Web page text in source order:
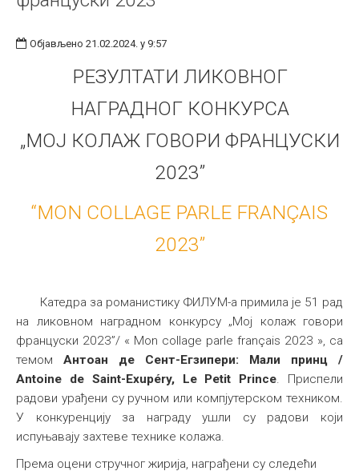
Објављено 21.02.2024. у 9:57
РЕЗУЛТАТИ ЛИКОВНОГ
НАГРАДНОГ КОНКУРСА
„МОЈ КОЛАЖ ГОВОРИ ФРАНЦУСКИ
2023”
“MON COLLAGE PARLE FRANÇAIS
2023”
Катедра за романистику ФИЛУМ-а примила је 51 рад
на ликовном наградном конкурсу „Мој колаж говори
француски 2023”/ « Mon collage parle français 2023 », са
темом Антоан де Сент-Егзипери: Мали принц /
Antoine de Saint-Exupéry, Le Petit Prince. Приспели
радови урађени су ручном или компјутерском техником.
У конкуренцију за награду ушли су радови који
испуњавају захтеве технике колажа.
Према оцени стручног жирија, награђени су следећи